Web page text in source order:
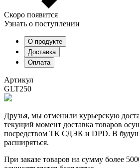
Скоро появится
Узнать о поступлении
О продукте
Доставка
Оплата
Артикул
GLT250
Друзья, мы отменили курьерскую
текущий момент доставка товаров
посредством ТК СДЭК и DPD. В
расширяться.
При заказе товаров на сумму более